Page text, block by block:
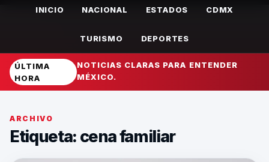
INICIO NACIONAL ESTADOS CDMX
TURISMO DEPORTES
ÚLTIMA
HORA
NOTICIAS CLARAS PARA ENTENDER
MÉXICO.
ARCHIVO
Etiqueta: cena familiar